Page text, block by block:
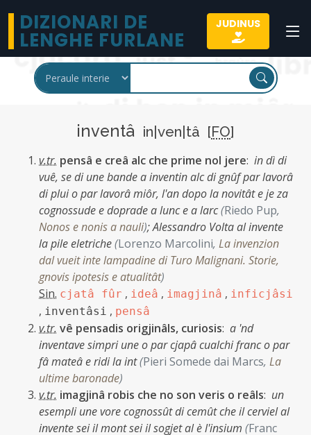
DIZIONARI DE
LENGHE FURLANE
JUDINUS
inventâ in|ven|tâ [FO]
v.tr. pensâ e creâ alc che prime nol jere: in dì di
vuê, se di une bande a inventin alc di gnûf par lavorâ
di plui o par lavorâ miôr, l'an dopo la novitât e je za
cognossude e doprade a lunc e a larc(Riedo Pup,
Nonos e nonis a nauli);Alessandro Volta al invente
la pile eletriche(Lorenzo Marcolini, La invenzion
dal vueit inte lampadine di Turo Malignani. Storie,
gnovis ipotesis e atualitât)
Sin. cjatâ fûr , ideâ , imagjinâ , inficjâsi
, inventâsi , pensâ
v.tr. vê pensadis origjinâls, curiosis: a 'nd
inventave simpri une o par cjapâ cualchi franc o par
fâ mateâ e ridi la int(Pieri Somede dai Marcs, La
ultime baronade)
v.tr. imagjinâ robis che no son veris o reâls: un
esempli une vore cognossût di cemût che il cerviel al
invente sei il mont sei il sogjet al è l'insium (Franc